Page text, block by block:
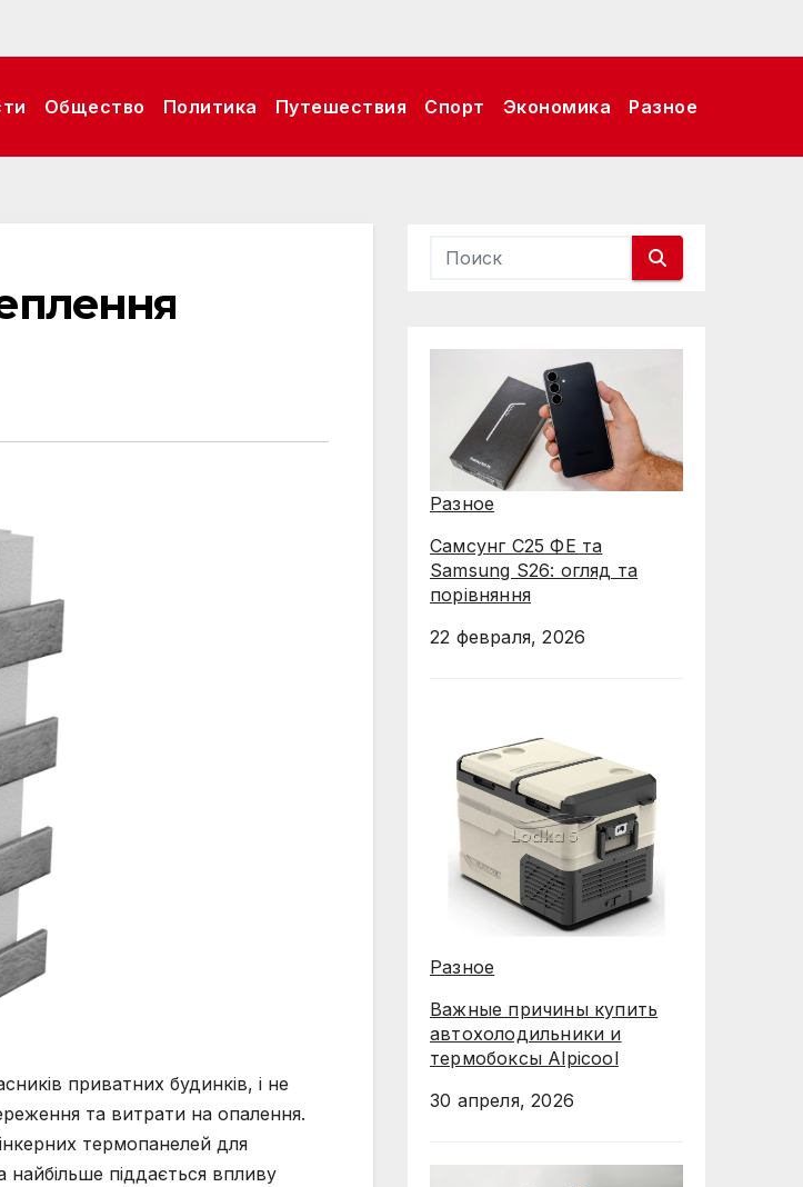
Общество Политика Путешествия Спорт Экономика Разное
приватних будинків, і не
та витрати на опалення.
термопанелей для
піддається впливу
Разное
Самсунг С25 ФЕ та
Samsung S26: огляд та
порівняння
22 февраля, 2026
Разное
Важные причины купить
автохолодильники и
термобоксы Alpicool
30 апреля, 2026